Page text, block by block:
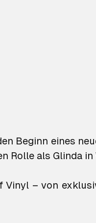
Beginn eines
Rolle als Glinda
Vinyl – von